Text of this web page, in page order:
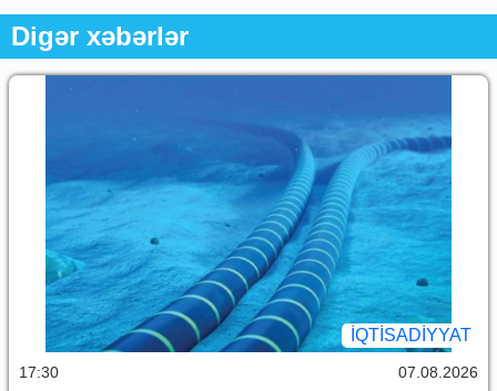
Digər xəbərlər
İQTİSADİYYAT
17:30 07.08.2026